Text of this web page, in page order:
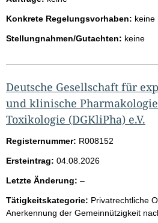
Konkrete Regelungsvorhaben: keine
Stellungnahmen/Gutachten: keine
Deutsche Gesellschaft für
und klinische
Toxikologie (DGKliPha) e.V.
Registernummer: R008152
Ersteintrag: 04.08.2026
Letzte Änderung: –l
e
r
Tätigkeitskategorie: Privatrechtliche
Anerkennung der Gemeinnützigkeit